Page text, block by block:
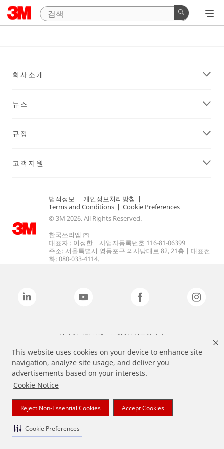
This website uses cookies on your device to enhance site
navigation, analyze site usage, and deliver you
advertisements based on your interests.
Cookie Notice
Reject Non-Essential Cookies Accept Cookies
Cookie Preferences
회사소개
뉴스
규정
고객지원
법적정보 | 개인정보처리방침 |
Terms and Conditions | Cookie Preferences
© 3M 2026. All Rights Reserved.
한국쓰리엠 ㈜
대표자 : 이정한 | 사업자등록번호 116-81-06399
주소: 서울특별시 영등포구 의사당대로 82, 21층 | 대표전
화: 080-033-4114.
상기 열거된 브랜드는 3M의 상표입니다.